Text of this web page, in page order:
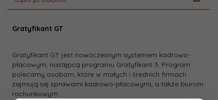
Gratyfikant GT
Gratyfikant GT jest nowoczesnym systemem kadrowo-
płacowym, następcą programu Gratyfikant 3. Program
polecamy osobom, które w małych i średnich firmach
zajmują się sprawami kadrowo-płacowymi, a także biurom
rachunkowym.